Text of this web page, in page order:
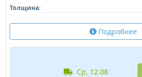
Толщина:
Подробнее
ср, 12.08